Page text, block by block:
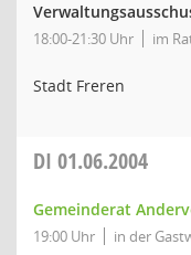
18:00-21:30 Uhr im
Stadt Freren
DI 01.06.2004
Gemeinderat
19:00 Uhr in der